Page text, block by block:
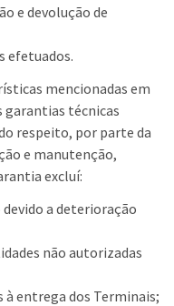
e devolução de
efetuados.
mencionadas em
garantias técnicas
respeito, por parte da
e manutenção,
excluí:
a deterioração
não autorizadas
entrega dos Terminais;